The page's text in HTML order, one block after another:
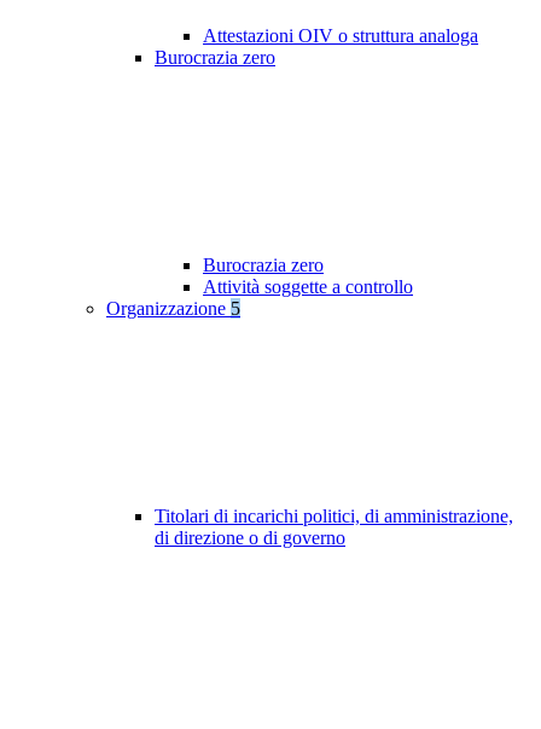
Attestazioni OIV o struttura analoga
Burocrazia zero
Burocrazia zero
Attività soggette a controllo
Organizzazione 5
Titolari di incarichi politici, di amministrazione,
di direzione o di governo